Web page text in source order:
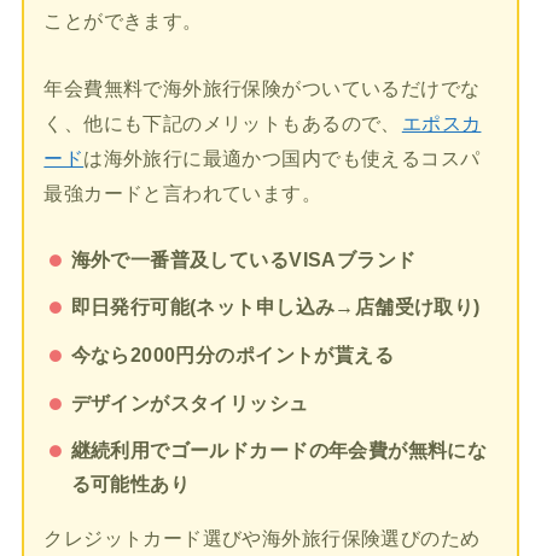
ことができます。
年会費無料で海外旅行保険がついているだけでな
く、他にも下記のメリットもあるので、
エポスカ
ードは海外旅行に最適かつ国内でも使えるコスパ
最強カードと言われています。
海外で一番普及しているVISAブランド
即日発行可能(ネット申し込み→店舗受け取り)
今なら2000円分のポイントが貰える
デザインがスタイリッシュ
継続利用でゴールドカードの年会費が無料にな
る可能性あり
クレジットカード選びや海外旅行保険選びのため